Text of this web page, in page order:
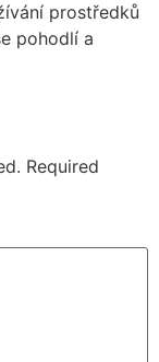
prostředků
pohodlí a
Required